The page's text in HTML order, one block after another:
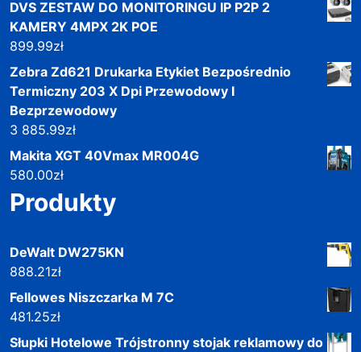
DVS ZESTAW DO MONITORINGU IP P2P 2
KAMERY 4MPX 2K POE
899.99zł
Zebra Zd621 Drukarka Etykiet Bezpośrednio
Termiczny 203 X Dpi Przewodowy I
Bezprzewodowy
3 885.99zł
Makita XGT 40Vmax MR004G
580.00zł
Produkty
DeWalt DW275KN
888.21zł
Fellowes Niszczarka M 7C
481.25zł
Słupki Hotelowe Trójstronny stojak reklamowy do